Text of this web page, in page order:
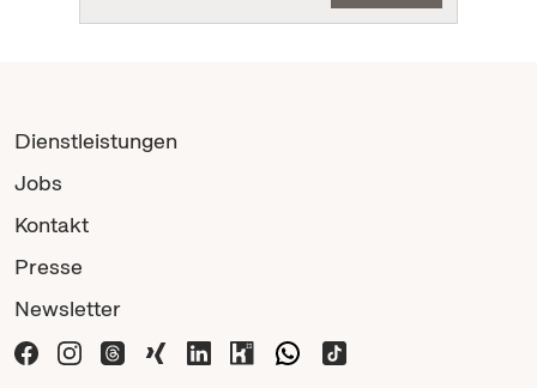
Dienstleistungen
Jobs
Kontakt
Presse
Newsletter